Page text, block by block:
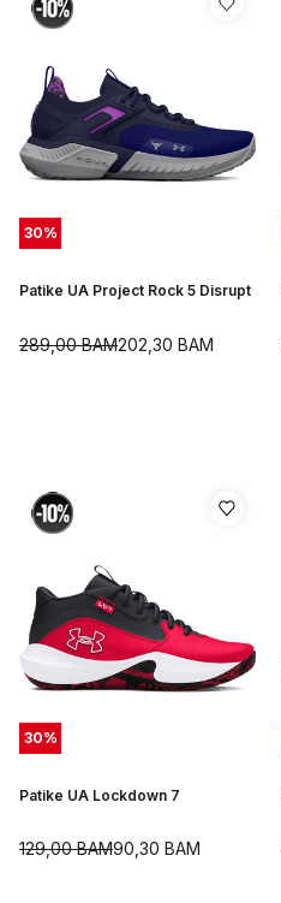
30%
Patike UA Project Rock 5 Disrupt
202,30 BAM
289,00BAM
30%
Patike UA Lockdown 7
90,30 BAM
129,00BAM